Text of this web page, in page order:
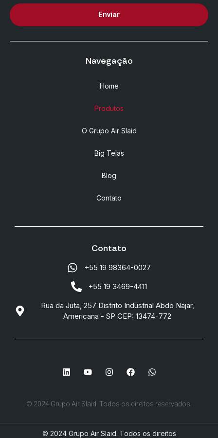
Enviar
Navegação
Home
Produtos
O Grupo Air Slaid
Big Telas
Blog
Contato
Contato
+55 19 98364-0027
+55 19 3469-4411
Rua da Juta, 257 Distrito Industrial Abdo Najar,
Americana - SP CEP: 13474-772
© 2024 Grupo Air Slaid. Todos os direitos reservados.
© 2024 Grupo Air Slaid. Todos os direitos